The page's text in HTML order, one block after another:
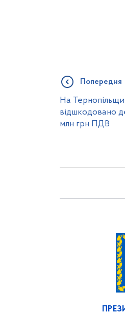
Попередня
На
відшкодовано
млн грн ПДВ